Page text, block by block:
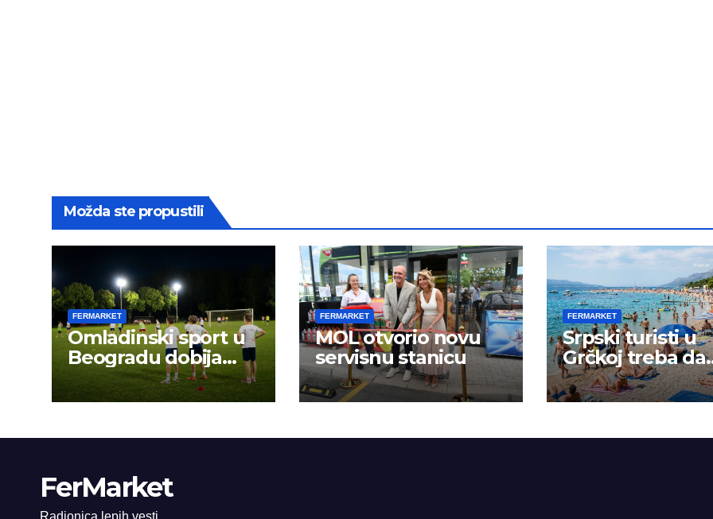
Možda ste propustili
FERMARKET
Omladinski sport u
Beogradu dobija
novu energiju:
FERMARKET
MOL otvorio novu
servisnu stanicu
FERMARKET
Srpski turisti u
Grčkoj treba da
budu na oprezu
FerMarket
Radionica lepih vesti